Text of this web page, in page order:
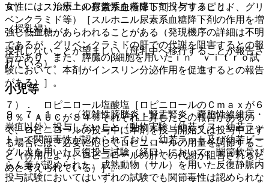
女性には、治療上の有益性を考慮して投与すること。
（授乳婦）
授乳しないことが望ましい（母乳中へ移行することが報告さ
れている）。
小児等
９．７．１． 〈複雑性膀胱炎・腎盂腎炎・嚢胞性線維症・
炭疽以外〉投与しないこと（動物実験（幼若イヌ、幼若ラッ
ト）で関節毒性が認められており、幼若ラット及び幼若ビー
グル犬を用いた反復投与試験（経口）において、関節軟骨び
らん等が認められた。成熟動物（サル）を用いた反復静脈内
投与試験においてはいずれの試験でも関節毒性は認められな
６）． スルホニル尿素系血糖降下剤（グリメピリド、グリ
ベンクラミド等）［スルホニル尿素系血糖降下剤の作用を増
強し低血糖があらわれることがある（発現機序の詳細は不明
であるが、グリベンクラミドの肝での代謝を阻害するとの報
告があり、また、膵臓のβ細胞を用いたｉｎ ｖｉｔｒｏ試
験において、本剤がインスリン分泌作用を促進するとの報告
がある）］。
７）． ロピニロール塩酸塩［ロピニロールのＣｍａｘが６
０％・ＡＵＣが８４％それぞれ上昇したとの報告があるの
で、ロピニロールの投与中に本剤を投与開始又は投与中止す
る場合には、必要に応じてロピニロールの用量を調節するこ
と（併用により、ロピニロールの肝での代謝が阻害されるた
めと考えられている）］。